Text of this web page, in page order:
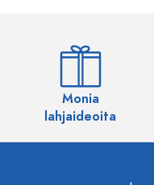
Monia
lahjaideoita